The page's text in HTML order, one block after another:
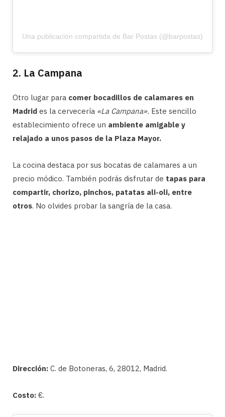
Una publicación compartida de Bar Postas (@barpostas)
2. La Campana
Otro lugar para comer bocadillos de calamares en
Madrid es la cervecería «La Campana». Este sencillo
establecimiento ofrece un ambiente amigable y
relajado a unos pasos de la Plaza Mayor.
La cocina destaca por sus bocatas de calamares a un
precio módico. También podrás disfrutar de tapas para
compartir, chorizo, pinchos, patatas ali-oli, entre
otros. No olvides probar la sangría de la casa.
Dirección: C. de Botoneras, 6, 28012, Madrid.
Costo: €.